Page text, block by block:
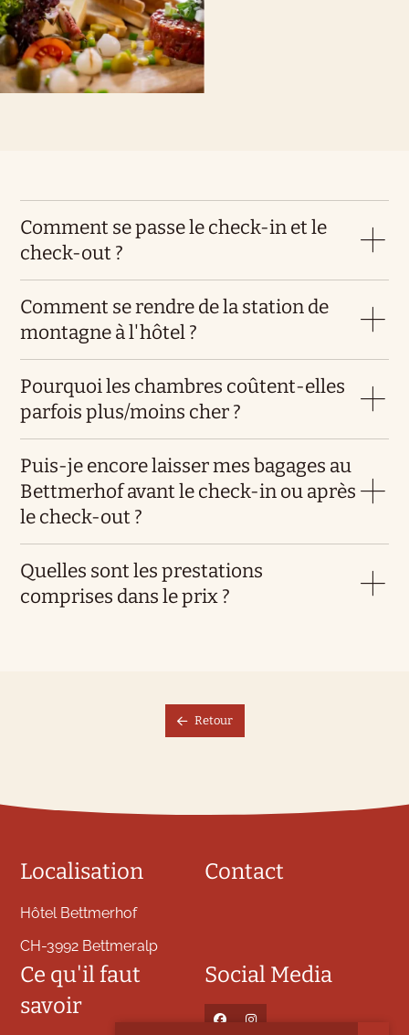
Comment se passe le check-in et le
check-out ?
Comment se rendre de la station de
montagne à l'hôtel ?
Pourquoi les chambres coûtent-elles
parfois plus/moins cher ?
Puis-je encore laisser mes bagages au
Bettmerhof avant le check-in ou après
le check-out ?
Quelles sont les prestations
comprises dans le prix ?
Retour
Localisation
Hôtel Bettmerhof
CH-3992 Bettmeralp
Contact
Ce qu'il faut
savoir
Social Media